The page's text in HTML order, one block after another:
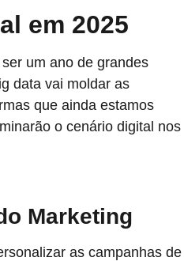
em 2025
um ano de grandes
data vai moldar as
que ainda estamos
o cenário digital nos
Marketing
as campanhas de